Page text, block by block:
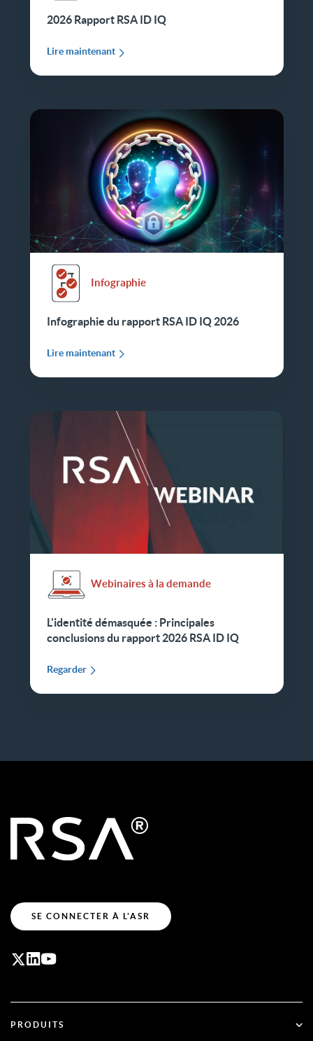
2026 Rapport RSA ID IQ
Lire maintenant
Infographie
Infographie du rapport RSA ID IQ 2026
Lire maintenant
Webinaires à la demande
L'identité démasquée : Principales
conclusions du rapport 2026 RSA ID IQ
Regarder
SE CONNECTER À L'ASR
PRODUITS